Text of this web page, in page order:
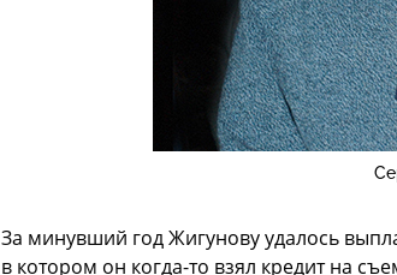
За минувший год Жигунову удалось
в котором он когда-то взял кредит на